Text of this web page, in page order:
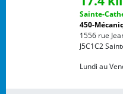
Sainte-
450-
1556 rue
J5C1C2
Lundi au